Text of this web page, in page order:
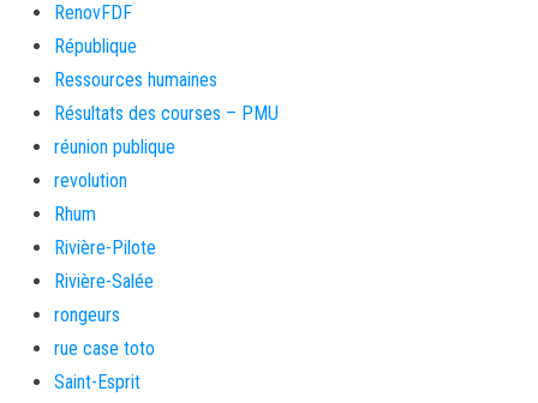
RenovFDF
République
Ressources humaines
Résultats des courses – PMU
réunion publique
revolution
Rhum
Rivière-Pilote
Rivière-Salée
rongeurs
rue case toto
Saint-Esprit